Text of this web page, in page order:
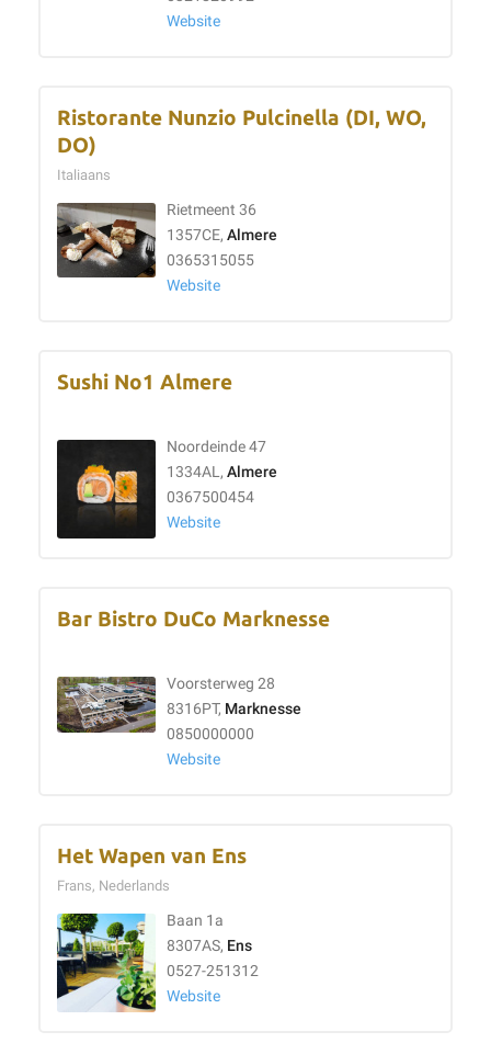
Website
Ristorante Nunzio Pulcinella (DI, WO,
DO)
Italiaans
Rietmeent 36
1357CE, Almere
0365315055
Website
Sushi No1 Almere
Noordeinde 47
1334AL, Almere
0367500454
Website
Bar Bistro DuCo Marknesse
Voorsterweg 28
8316PT, Marknesse
0850000000
Website
Het Wapen van Ens
Frans, Nederlands
Baan 1a
8307AS, Ens
0527-251312
Website